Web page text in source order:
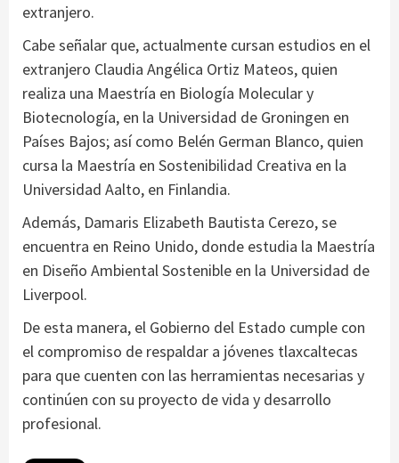
extranjero.
Cabe señalar que, actualmente cursan estudios en el
extranjero Claudia Angélica Ortiz Mateos, quien
realiza una Maestría en Biología Molecular y
Biotecnología, en la Universidad de Groningen en
Países Bajos; así como Belén German Blanco, quien
cursa la Maestría en Sostenibilidad Creativa en la
Universidad Aalto, en Finlandia.
Además, Damaris Elizabeth Bautista Cerezo, se
encuentra en Reino Unido, donde estudia la Maestría
en Diseño Ambiental Sostenible en la Universidad de
Liverpool.
De esta manera, el Gobierno del Estado cumple con
el compromiso de respaldar a jóvenes tlaxcaltecas
para que cuenten con las herramientas necesarias y
continúen con su proyecto de vida y desarrollo
profesional.